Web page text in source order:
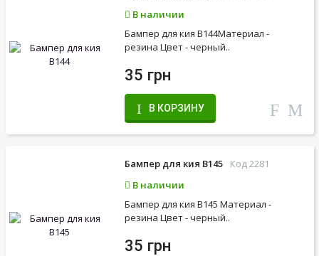
В наличии
Бампер для кия B144Материал -
резина Цвет - черный..
35 грн
В КОРЗИНУ
Бампер для кия B145
Код 2281
В наличии
Бампер для кия B145 Материал -
резина Цвет - черный..
35 грн